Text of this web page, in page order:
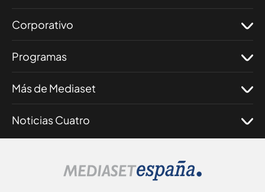
Corporativo
Programas
Más de Mediaset
Noticias Cuatro